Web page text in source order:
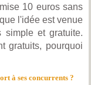
10 euros sans
l'idée est venue
simple et gratuite.
gratuits, pourquoi
à ses concurrents ?